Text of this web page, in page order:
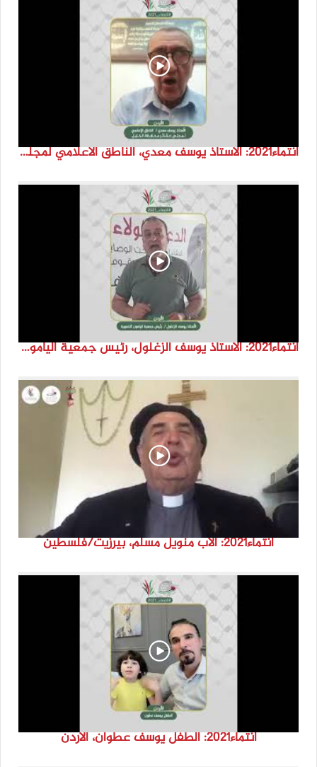
انتماء2021: الاستاذ يوسف معدي، الناطق الاعلامي لمجلس عشائر محافظة الخليل، الاردن
انتماء2021: الاستاذ يوسف الزغلول، رئيس جمعية اليامون التنموية، الاردن
انتماء2021: الاب منويل مسلم، بيرزيت/فلسطين
انتماء2021: الطفل يوسف عطوان، الاردن